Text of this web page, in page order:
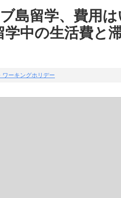
島留学、費用
学中の生活費と
ワーキングホリデー